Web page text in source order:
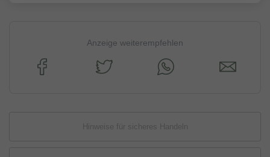
Anzeige weiterempfehlen
Hinweise für sicheres Handeln